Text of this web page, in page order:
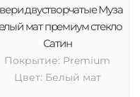
двустворчатые Муза
мат премиум стекло
Сатин
Покрытие: Premium
Цвет: Белый мат